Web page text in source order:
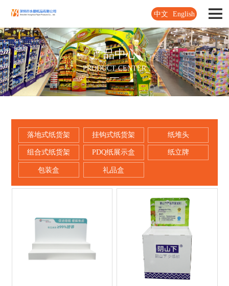
中文 English
产品中心
PRODUCT CENTER
落地式纸货架 挂钩式纸货架 纸堆头
组合式纸货架 PDQ纸展示盒 纸立牌
包装盒 礼品盒